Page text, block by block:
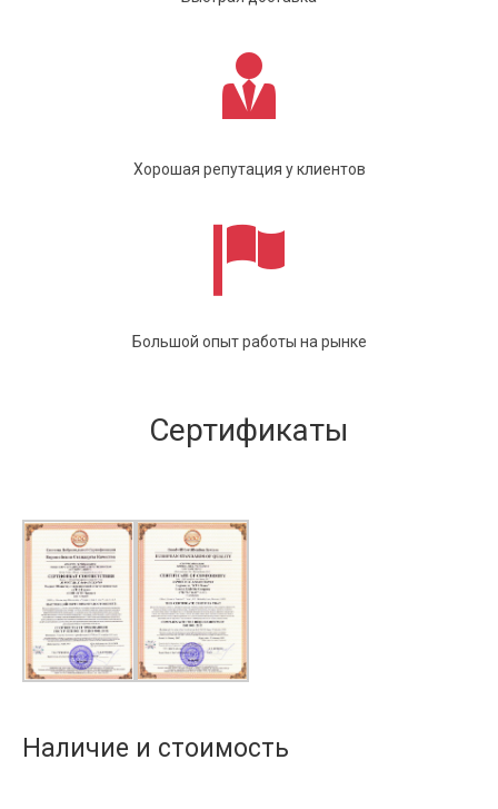
Хорошая репутация у клиентов
Большой опыт работы на рынке
Сертификаты
Наличие и стоимость